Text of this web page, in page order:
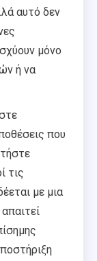
αυτό δεν
μόνο
ή να
που
τις
με μια